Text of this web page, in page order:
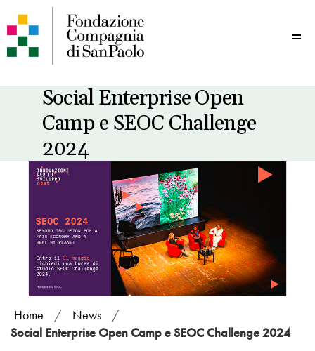
Social Enterprise Open
Camp e SEOC Challenge
2024
Home / News
/
Social Enterprise Open Camp e SEOC Challenge 2024